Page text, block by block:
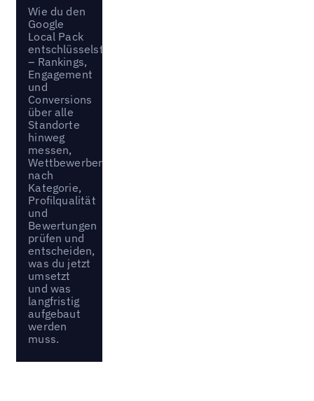
Wie du den
Google
Local Pack
entschlüsselst
– Rankings,
Engagement
und
Conversions
über alle
Standorte
hinweg
messen,
Wettbewerber
nach
Kategorie,
Profilqualität
und
Bewertungen
prüfen und
entscheiden,
was du jetzt
umsetzt
und was
langfristig
aufgebaut
werden
muss.